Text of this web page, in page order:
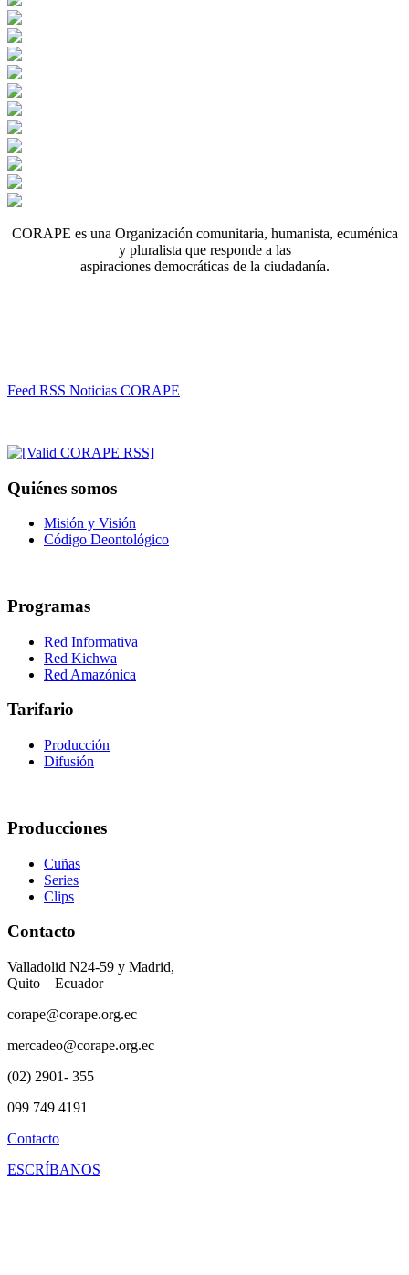
CORAPE es una Organización comunitaria, humanista, ecuménica
y pluralista que responde a las
aspiraciones democráticas de la ciudadanía.
Feed RSS Noticias CORAPE
Quiénes somos
Misión y Visión
Código Deontológico
Programas
Red Informativa
Red Kichwa
Red Amazónica
Tarifario
Producción
Difusión
Producciones
Cuñas
Series
Clips
Contacto
Valladolid N24-59 y Madrid,
Quito – Ecuador
corape@corape.org.ec
mercadeo@corape.org.ec
(02) 2901- 355
099 749 4191
Contacto
ESCRÍBANOS